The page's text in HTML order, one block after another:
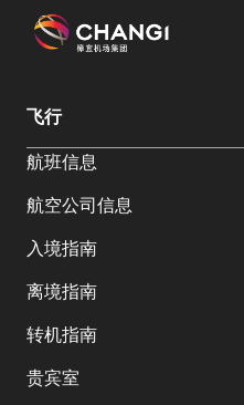
有
宜
网
选
语
樟宜机场 樟宜机场餐饮与购物
飞行
航班信息
航空公司信息
入境指南
离境指南
转机指南
贵宾室